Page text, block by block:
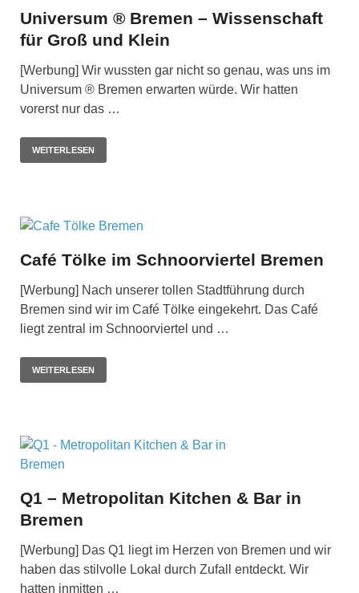
Universum ® Bremen – Wissenschaft
für Groß und Klein
[Werbung] Wir wussten gar nicht so genau, was uns im
Universum ® Bremen erwarten würde. Wir hatten
vorerst nur das …
WEITERLESEN
Café Tölke im Schnoorviertel Bremen
[Werbung] Nach unserer tollen Stadtführung durch
Bremen sind wir im Café Tölke eingekehrt. Das Café
liegt zentral im Schnoorviertel und …
WEITERLESEN
Q1 – Metropolitan Kitchen & Bar in
Bremen
[Werbung] Das Q1 liegt im Herzen von Bremen und wir
haben das stilvolle Lokal durch Zufall entdeckt. Wir
hatten inmitten …